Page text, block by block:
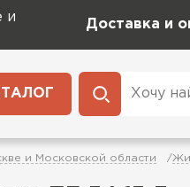
и
Доставка и
и Московской области